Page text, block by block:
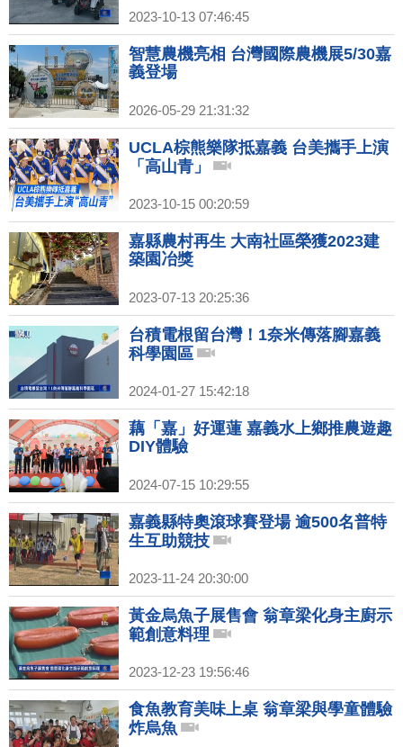
2023-10-13 07:46:45
智慧農機亮相 台灣國際農機展5/30嘉
義登場
2026-05-29 21:31:32
UCLA棕熊樂隊抵嘉義 台美攜手上演
「高山青」
2023-10-15 00:20:59
嘉縣農村再生 大南社區榮獲2023建
築園冶獎
2023-07-13 20:25:36
台積電根留台灣！1奈米傳落腳嘉義
科學園區
2024-01-27 15:42:18
藕「嘉」好運蓮 嘉義水上鄉推農遊趣
DIY體驗
2024-07-15 10:29:55
嘉義縣特奧滾球賽登場 逾500名普特
生互助競技
2023-11-24 20:30:00
黃金烏魚子展售會 翁章梁化身主廚示
範創意料理
2023-12-23 19:56:46
食魚教育美味上桌 翁章梁與學童體驗
炸烏魚